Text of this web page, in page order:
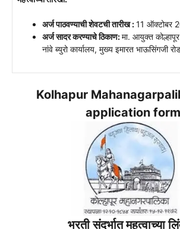
अर्ज पाठवण्याची शेवटची तारीख :11 ऑक्टोबर
अर्ज सादर करण्याचे ठिकाण:मा. आयुक्त
नांवे ब्युरो कार्यालय, मुख्य इमारत भाऊसिंगजी
Kolhapur
application form
भरती संदर्भात महत्वाच्या